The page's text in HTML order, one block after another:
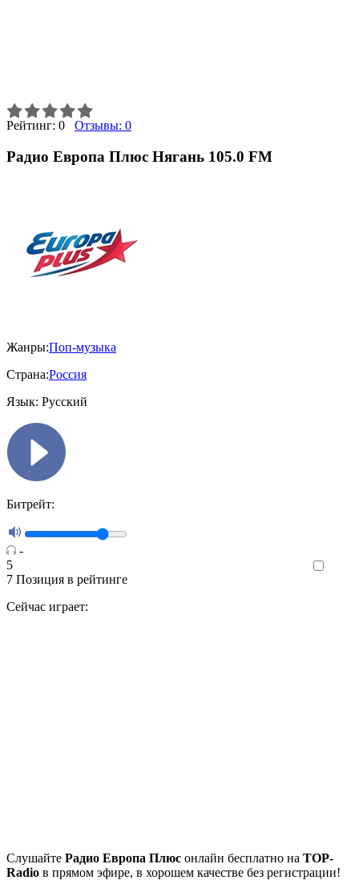
Рейтинг: 0 Отзывы: 0
Радио Европа Плюс Нягань 105.0 FM
Жанры:Поп-музыка
Страна:Россия
Язык: Русский
Битрейт:
-
5
7 Позиция в рейтинге
Сейчас играет:
Cлушайте Радио Европа Плюс онлайн бесплатно на TOP-
Radio в прямом эфире, в хорошем качестве без регистрации!